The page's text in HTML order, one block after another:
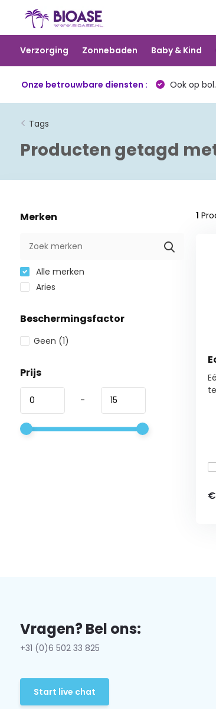
Verzorging Zonnebaden Baby & Kind
Onze betrouwbare diensten : Ook op
Tags
Producten getagd
Merken
Alle merken
Aries
Beschermingsfactor
Geen (1)
Prijs
-
1
Vragen? Bel ons:
+31 (0)6 502 33 825
Start live chat